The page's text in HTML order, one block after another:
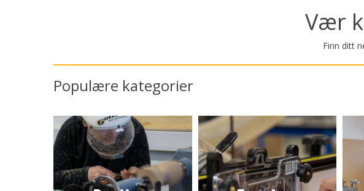
Vær
Finn ditt
Populære kategorier